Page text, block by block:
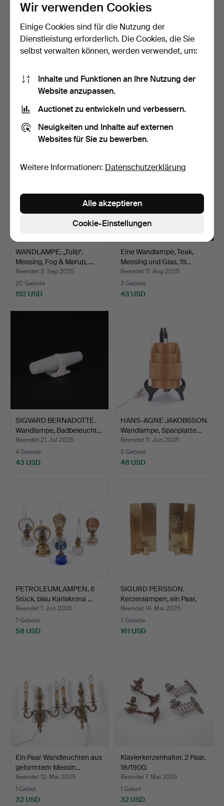
WANDLAMPEN, ein Paar,
patiniertes Metall u…
2 Gebote
43 USD
Wandlampe, Teak und
32 USD
WANDLAMPE, „Tulip“,
Messing, Fog & Mørup, …
Beendet 3. Sep 2025
20 Gebote
192 USD
Eine Wandlampe, Teak,
Messing und Glas, 19…
Beendet 11. Aug 2025
3 Gebote
43 USD
SIGVARD BERNADOTTE.
Wandlampe, Badbeleucht…
Beendet 21. Jul 2025
4 Gebote
43 USD
HANS-AGNE JAKOBSSON.
Wandlampe, Spanplatte…
Beendet 11. Jun 2025
5 Gebote
48 USD
PETROLEUMLAMPEN, 6
Stück, blau Karlskrona …
Beendet 1. Jun 2025
7 Gebote
58 USD
SIGURD PERSSON.
Kerzenlampen, ein Paar,
Me…
Beendet 14. Mai 2025
7 Gebote
161 USD
Ein Paar Wandleuchten aus
geformtem Messin…
Beendet 12. Mai 2025
1 Gebot
32 USD
Klavierkerzenhalter, 2 Paar,
18/1900.
Beendet 7. Mai 2025
1 Gebot
32 USD
Wir verwenden Cookies
Einige Cookies sind für die Nutzung der
Dienstleistung erforderlich. Die Cookies, die Sie
selbst verwalten können, werden verwendet, um:
Inhalte und Funktionen an Ihre Nutzung der
Website anzupassen.
Auctionet zu entwickeln und verbessern.
Neuigkeiten und Inhalte auf externen
Websites für Sie zu bewerben.
Weitere Informationen: Datenschutzerklärung
Cookie-Einstellungen
Alle akzeptieren